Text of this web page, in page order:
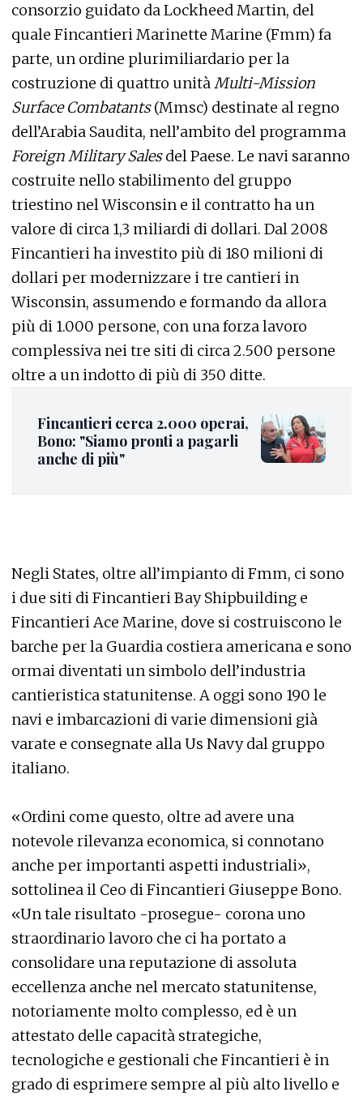
consorzio guidato da Lockheed Martin, del
quale Fincantieri Marinette Marine (Fmm) fa
parte, un ordine plurimiliardario per la
costruzione di quattro unitàMulti-Mission
Surface Combatants(Mmsc) destinate al regno
dell’Arabia Saudita, nell’ambito del programma
Foreign Military Salesdel Paese. Le navi saranno
costruite nello stabilimento del gruppo
triestino nel Wisconsin e il contratto ha un
valore di circa 1,3 miliardi di dollari. Dal 2008
Fincantieri ha investito più di 180 milioni di
dollari per modernizzare i tre cantieri in
Wisconsin, assumendo e formando da allora
più di 1.000 persone, con una forza lavoro
complessiva nei tre siti di circa 2.500 persone
oltre a un indotto di più di 350 ditte.
Fincantieri cerca 2.000 operai,
Bono: "Siamo pronti a pagarli
anche di più"
Negli States, oltre all’impianto di Fmm, ci sono
i due siti di Fincantieri Bay Shipbuilding e
Fincantieri Ace Marine, dove si costruiscono le
barche per la Guardia costiera americana e sono
ormai diventati un simbolo dell’industria
cantieristica statunitense. A oggi sono 190 le
navi e imbarcazioni di varie dimensioni già
varate e consegnate alla Us Navy dal gruppo
italiano.
«Ordini come questo, oltre ad avere una
notevole rilevanza economica, si connotano
anche per importanti aspetti industriali»,
sottolinea il Ceo di Fincantieri Giuseppe Bono.
«Un tale risultato -prosegue- corona uno
straordinario lavoro che ci ha portato a
consolidare una reputazione di assoluta
eccellenza anche nel mercato statunitense,
notoriamente molto complesso, ed è un
attestato delle capacità strategiche,
tecnologiche e gestionali che Fincantieri è in
grado di esprimere sempre al più alto livello e